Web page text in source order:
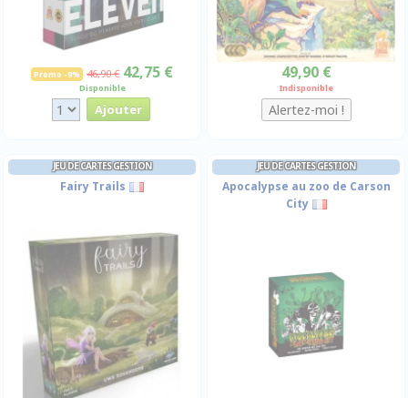
Promo -9% 46,90 € 42,75 €
Disponible
49,90 €
Indisponible
JEU DE CARTES GESTION
Fairy Trails
JEU DE CARTES GESTION
Apocalypse au zoo de Carson
City